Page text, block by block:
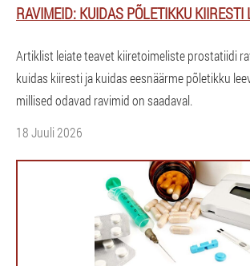
RAVIMEID: KUIDAS PÕLETIKKU KIIRESTI
Artiklist leiate teavet kiiretoimeliste prostatiidi
kuidas kiiresti ja kuidas eesnäärme põletikku
millised odavad ravimid on saadaval.
18 Juuli 2026